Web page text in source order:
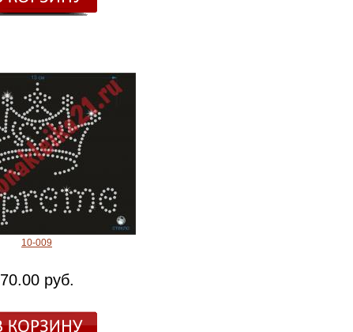
10-009
70.00 руб.